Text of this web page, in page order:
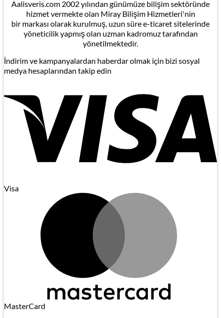
Aalisveris.com 2002 yılından günümüze bilişim sektöründe
hizmet vermekte olan Miray Bilişim Hizmetleri'nin
bir markası olarak kurulmuş, uzun süre e-ticaret sitelerinde
yöneticilik yapmış olan uzman kadromuz tarafından
yönetilmektedir.
İndirim ve kampanyalardan haberdar olmak için bizi sosyal
medya hesaplarından takip edin
Visa
MasterCard